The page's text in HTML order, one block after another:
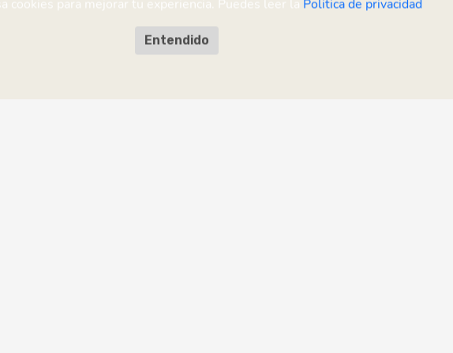
cookies para mejorar tu experiencia. Puedes leer la Politica de privacidad
Entendido